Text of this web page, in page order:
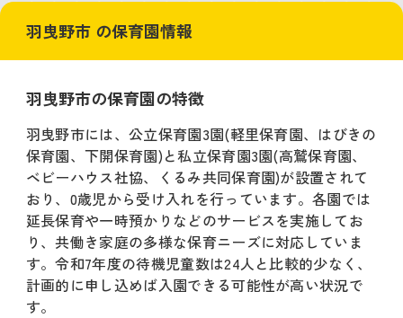
羽曳野市 の保育園情報
羽曳野市の保育園の特徴
羽曳野市には、公立保育園3園(軽里保育園、はびきの
保育園、下開保育園)と私立保育園3園(高鷲保育園、
ベビーハウス社協、くるみ共同保育園)が設置されて
おり、0歳児から受け入れを行っています。各園では
延長保育や一時預かりなどのサービスを実施してお
り、共働き家庭の多様な保育ニーズに対応していま
す。令和7年度の待機児童数は24人と比較的少なく、
計画的に申し込めば入園できる可能性が高い状況で
す。